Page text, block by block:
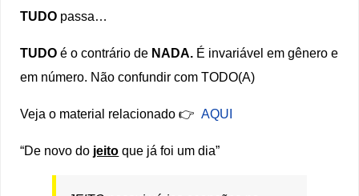
TUDO passa…
TUDO é o contrário de NADA. É invariável em gênero e
em número. Não confundir com TODO(A)
Veja o material relacionado 👉AQUI
“De novo do jeito que já foi um dia”